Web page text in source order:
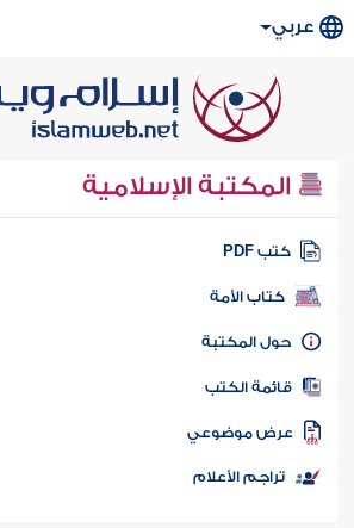
عربي
المكتبة الإسلامية
كتب PDF
كتاب الأمة
المكتبة
الكتب
موضوعي